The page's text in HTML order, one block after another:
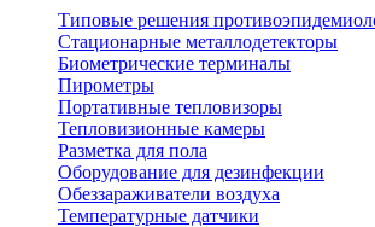
Типовые решения
Стационарные металлодетекторы
Биометрические терминалы
Пирометры
Портативные тепловизоры
Тепловизионные камеры
Разметка для пола
Оборудование для дезинфекции
Обеззараживатели воздуха
Температурные датчики